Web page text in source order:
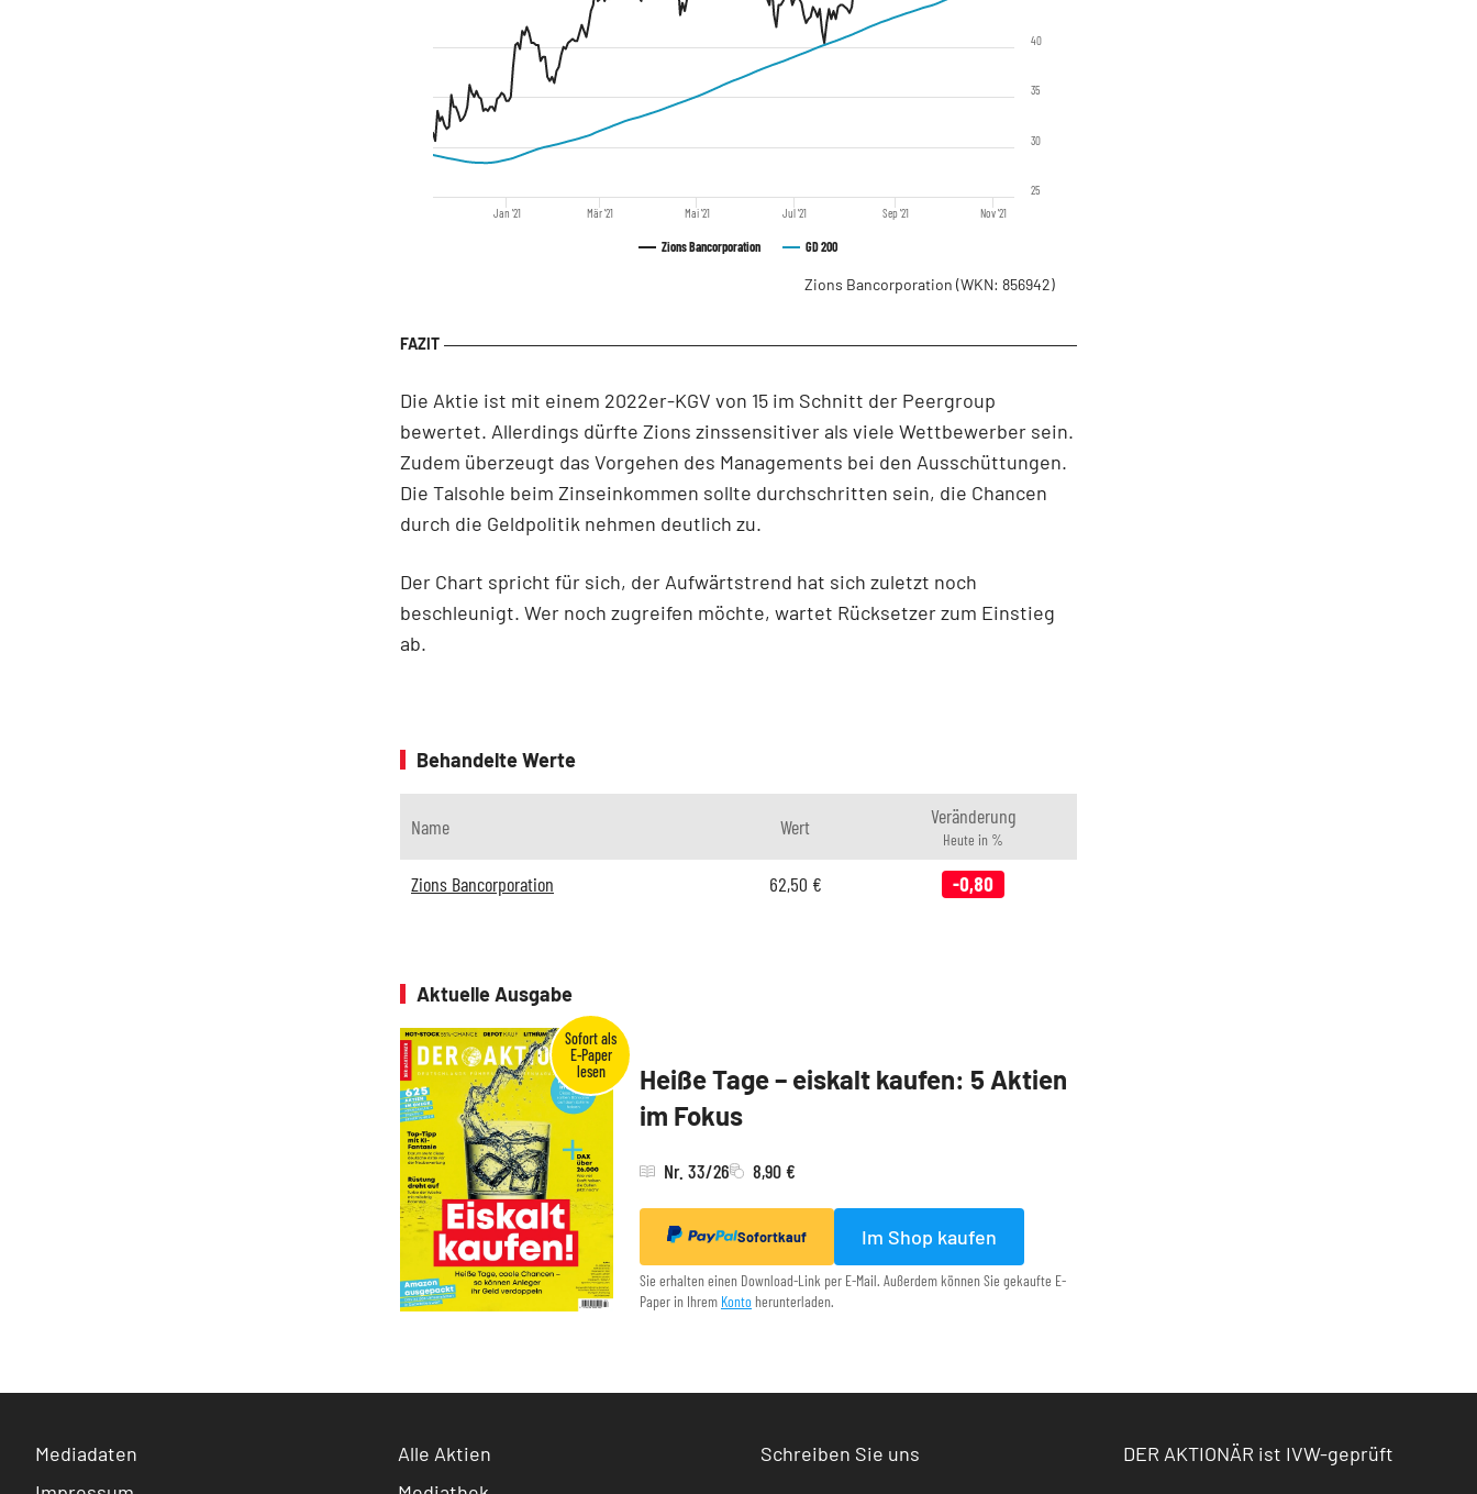
Zions Bancorporation GD 200
Jan '21 Mär '21 Mai '21 Jul '21 Sep '21 Nov '21
25
30
35
40
Zions Bancorporation (WKN: 856942)
Die Aktie ist mit einem 2022er-KGV von 15 im Schnitt der Peergroup
bewertet. Allerdings dürfte Zions zinssensitiver als viele Wettbewerber sein.
Zudem überzeugt das Vorgehen des Managements bei den Ausschüttungen.
Die Talsohle beim Zinseinkommen sollte durchschritten sein, die Chancen
durch die Geldpolitik nehmen deutlich zu.
Der Chart spricht für sich, der Aufwärtstrend hat sich zuletzt noch
beschleunigt. Wer noch zugreifen möchte, wartet Rücksetzer zum Einstieg
ab.
Behandelte Werte
Name Wert Veränderung
Heute in %
Zions Bancorporation 62,50 € -0,80
Aktuelle Ausgabe
Heiße Tage – eiskalt kaufen: 5 Aktien
im Fokus
Nr. 33/26 8,90 €
Sofortkauf Im Shop kaufen
Sie erhalten einen Download-Link per E-Mail. Außerdem können Sie gekaufte E-
Paper in Ihrem Konto herunterladen.
Mediadaten
Alle Aktien
Schreiben Sie uns DER AKTIONÄR ist IVW-geprüft